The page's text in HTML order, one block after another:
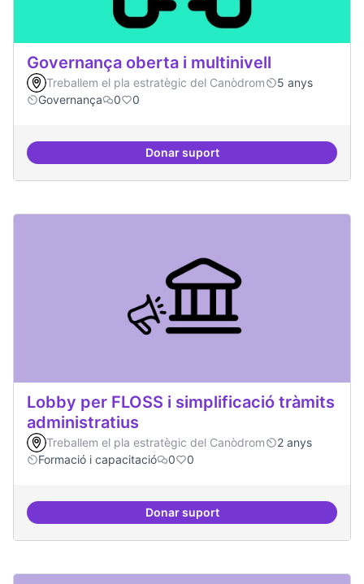
Governança oberta i multinivell
Treballem el pla estratègic del Canòdrom
5 anys
Governança
0 0
Donar suportGovernança oberta i multinivell
Lobby per FLOSS i simplificació tràmits
administratius
Treballem el pla estratègic del Canòdrom
2 anys
Formació i capacitació
0 0
Donar suportLobby per FLOSS i